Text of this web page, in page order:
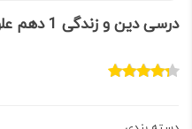
درسی دین و زندگی 1 دهم علوم انسانی